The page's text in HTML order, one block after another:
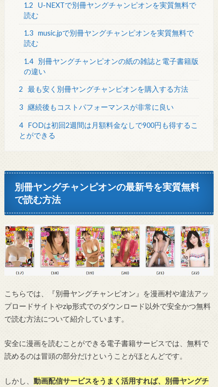
1.2
U-NEXTで別冊ヤングチャンピオンを実質無料で
読む
1.3 music.jpで別冊ヤングチャンピオンを実質無料で
読む
1.4
別冊ヤングチャンピオンの紙の雑誌と電子書籍版
の違い
2 最も安く別冊ヤングチャンピオンを購入する方法
3 継続後もコストパフォーマンスが非常に良い
4
FODは初回2週間は月額料金なしで900円も得するこ
とができる
別冊ヤングチャンピオンの最新号を実質無料
で読む方法
こちらでは、『別冊ヤングチャンピオン』を漫画村や違法アッ
プロードサイトやzip形式でのダウンロード以外で安全かつ無料
で読む方法について紹介しています。
安全に漫画を読むことができる電子書籍サービスでは、無料で
読めるのは冒頭の部分だけということがほとんどです。
しかし、 動画配信サービスをうまく活用すれば、別冊ヤングチ